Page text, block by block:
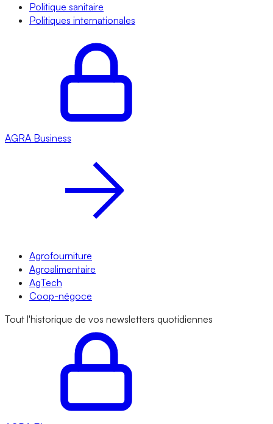
Politique sanitaire
Politiques internationales
AGRA Business
Agrofourniture
Agroalimentaire
AgTech
Coop-négoce
Tout l'historique de vos newsletters quotidiennes